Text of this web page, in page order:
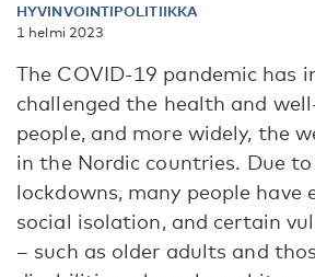
HYVINVOINTIPOLITIIKKA
1 helmi 2023
The COVID-19 pandemic has
challenged the health and
people, and more widely, the
in the Nordic countries. Due
lockdowns, many people have
social isolation, and certain
– such as older adults and